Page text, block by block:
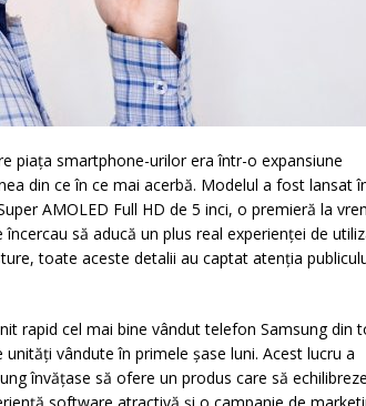
piața smartphone-urilor era într-o expansiune
din ce în ce mai acerbă. Modelul a fost lansat
AMOLED Full HD de 5 inci, o premieră la
să aducă un plus real experienței de
toate aceste detalii au captat atenția
rapid cel mai bine vândut telefon Samsung din
vândute în primele șase luni. Acest lucru a
învățase să ofere un produs care să echilibreze